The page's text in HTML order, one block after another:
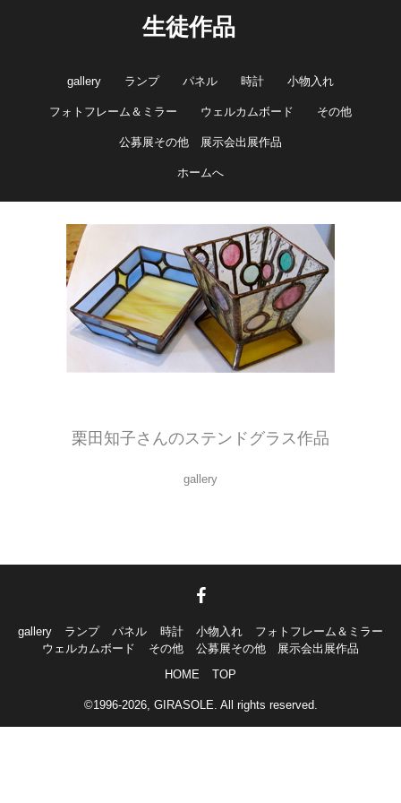
生徒作品
gallery ランプ パネル 時計 小物入れ
フォトフレーム＆ミラー ウェルカムボード その他
公募展その他 展示会出展作品
ホームへ
栗田知子さんのステンドグラス作品
gallery
gallery ランプ パネル 時計 小物入れ
フォトフレーム＆ミラー
ウェルカムボード
その他
公募展その他 展示会出展作品
HOME
TOP
©1996-2026, GIRASOLE. All rights reserved.